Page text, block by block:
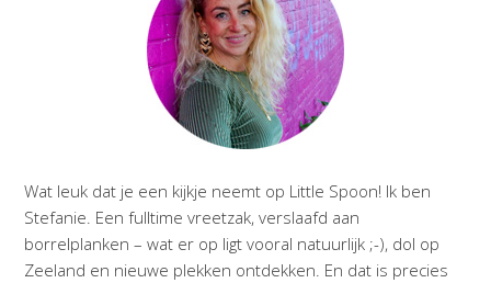
Wat leuk dat je een kijkje neemt op Little Spoon! Ik ben
Stefanie. Een fulltime vreetzak, verslaafd aan
borrelplanken – wat er op ligt vooral natuurlijk ;-), dol op
Zeeland en nieuwe plekken ontdekken. En dat is precies